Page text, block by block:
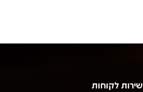
שירות לקוחות